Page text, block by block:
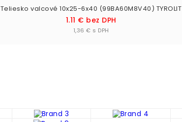
Teliesko valcové 10x25-6x40 (99BA60M8V40) TYROLIT
Cena
1.11 € bez DPH
1,36 € s DPH
 Vložiť do košíka